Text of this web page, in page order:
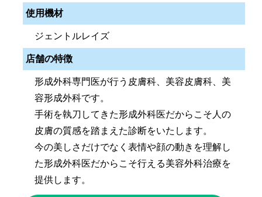
使用機材
ジェントルレイズ
店舗の特徴
形成外科専門医が行う皮膚科、美容皮膚科、美
容形成外科です。
手術を執刀してきた形成外科医だからこそ人の
皮膚の質感を踏まえた診断をいたします。
今の美しさだけでなく表情や顔の動きを理解し
た形成外科医だからこそ行える美容外科治療を
提供します。